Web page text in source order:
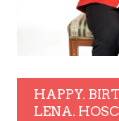
HAPPY.
LENA.